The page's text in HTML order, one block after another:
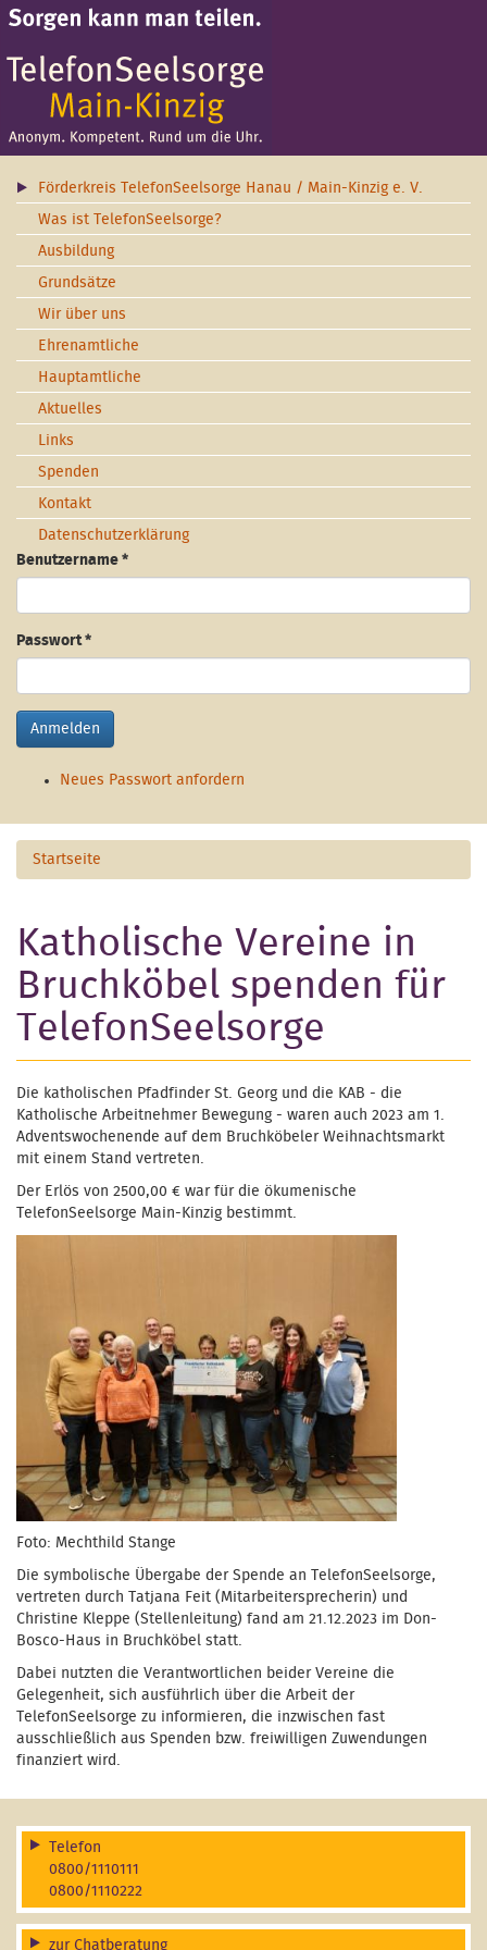
Förderkreis TelefonSeelsorge Hanau / Main-Kinzig e. V.
Was ist TelefonSeelsorge?
Ausbildung
Grundsätze
Wir über uns
Ehrenamtliche
Hauptamtliche
Aktuelles
Links
Spenden
Kontakt
Datenschutzerklärung
Benutzername *
Passwort*
Anmelden
Neues Passwort anfordern
Startseite
Katholische Vereine in
Bruchköbel spenden für
TelefonSeelsorge
Die katholischen Pfadfinder St. Georg und die KAB - die
Katholische Arbeitnehmer Bewegung - waren auch 2023 am 1.
Adventswochenende auf dem Bruchköbeler Weihnachtsmarkt
mit einem Stand vertreten.
Der Erlös von 2500,00 € war für die ökumenische
TelefonSeelsorge Main-Kinzig bestimmt.
Foto: Mechthild Stange
Die symbolische Übergabe der Spende an TelefonSeelsorge,
vertreten durch Tatjana Feit (Mitarbeitersprecherin) und
Christine Kleppe (Stellenleitung) fand am 21.12.2023 im Don-
Bosco-Haus in Bruchköbel statt.
Dabei nutzten die Verantwortlichen beider Vereine die
Gelegenheit, sich ausführlich über die Arbeit der
TelefonSeelsorge zu informieren, die inzwischen fast
ausschließlich aus Spenden bzw. freiwilligen Zuwendungen
finanziert wird.
Telefon
0800/1110111
0800/1110222
zur Chatberatung